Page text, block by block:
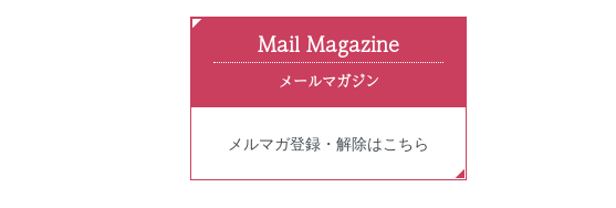
Mail Magazine
メールマガジン
メルマガ登録・解除はこちら